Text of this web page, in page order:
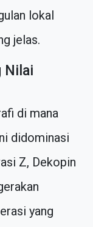
lokal
jelas.
Nilai
di mana
didominasi
Z, Dekopin
yang